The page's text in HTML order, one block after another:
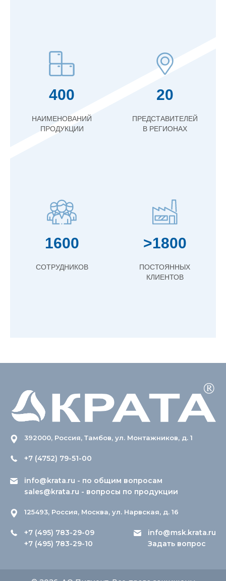
400
НАИМЕНОВАНИЙ
ПРОДУКЦИИ
20
ПРЕДСТАВИТЕЛЕЙ
В РЕГИОНАХ
1600
СОТРУДНИКОВ
>1800
ПОСТОЯННЫХ
КЛИЕНТОВ
392000, Россия, Тамбов, ул. Монтажников, д. 1
+7 (4752) 79-51-00
info@krata.ru - по общим вопросам
sales@krata.ru - вопросы по продукции
125493, Россия, Москва, ул. Нарвская, д. 16
+7 (495) 783-29-09
+7 (495) 783-29-10
info@msk.krata.ru
Задать вопрос